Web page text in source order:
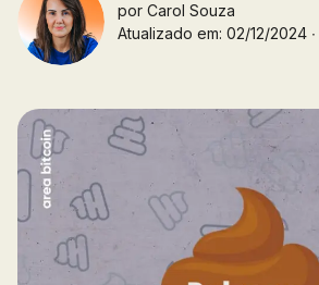
por Carol Souza
Atualizado em: 02/12/2024